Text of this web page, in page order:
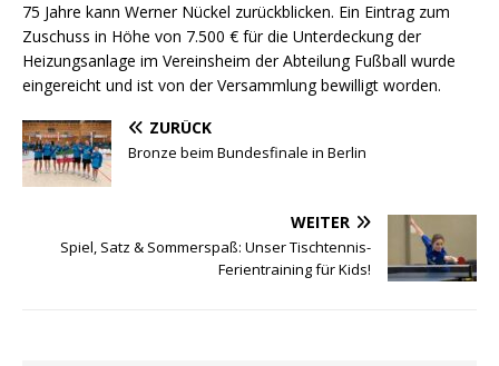
75 Jahre kann Werner Nückel zurückblicken. Ein Eintrag zum
Zuschuss in Höhe von 7.500 € für die Unterdeckung der
Heizungsanlage im Vereinsheim der Abteilung Fußball wurde
eingereicht und ist von der Versammlung bewilligt worden.
ZURÜCK
Bronze beim Bundesfinale in Berlin
WEITER
Spiel, Satz & Sommerspaß: Unser Tischtennis-
Ferientraining für Kids!